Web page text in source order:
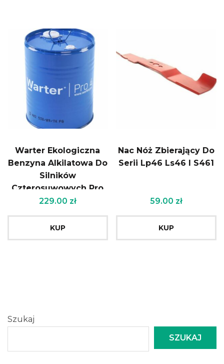
Warter Ekologiczna
Benzyna Alkilatowa Do
Silników
Czterosuwowych Pro
4 18L
229.00 zł
KUP
Nac Nóż Zbierający Do
Serii Lp46 Ls46 I S461
59.00 zł
KUP
Szukaj
SZUKAJ